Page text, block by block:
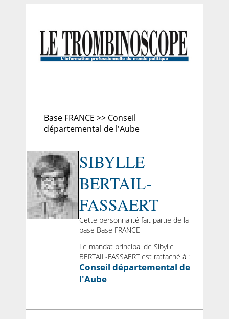
Base FRANCE >> Conseil
départemental de l'Aube
SIBYLLE
BERTAIL-
FASSAERT
Cette personnalité fait partie de la
base Base FRANCE
Le mandat principal de Sibylle
BERTAIL-FASSAERT est rattaché à :
Conseil départemental de
l'Aube